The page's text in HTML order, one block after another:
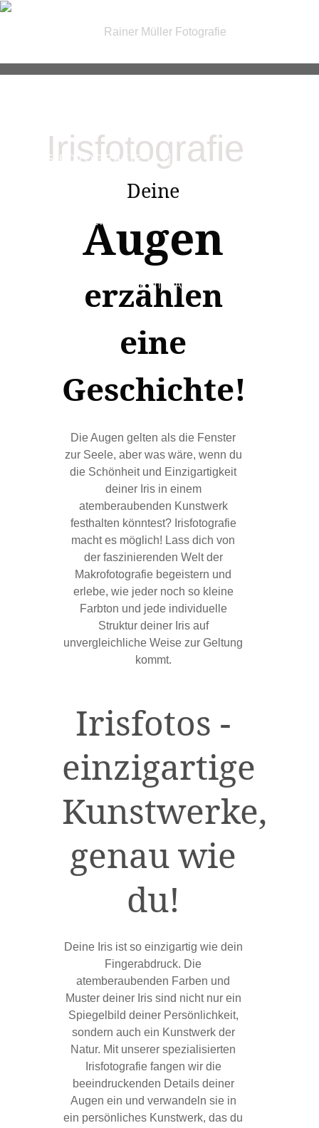
| IRIS FOTOGRAFIE |
| PASSBILDER & FOTOSERVICE |
KONTAKT
Irisfotografie
Deine
Augen
erzählen
eine
Geschichte!
Die Augen gelten als die Fenster
zur Seele, aber was wäre, wenn du
die Schönheit und Einzigartigkeit
deiner Iris in einem
atemberaubenden Kunstwerk
festhalten könntest? Irisfotografie
macht es möglich! Lass dich von
der faszinierenden Welt der
Makrofotografie begeistern und
erlebe, wie jeder noch so kleine
Farbton und jede individuelle
Struktur deiner Iris auf
unvergleichliche Weise zur Geltung
kommt.
Irisfotos -
einzigartige
Kunstwerke,
genau wie
du!
Deine Iris ist so einzigartig wie dein
Fingerabdruck. Die
atemberaubenden Farben und
Muster deiner Iris sind nicht nur ein
Spiegelbild deiner Persönlichkeit,
sondern auch ein Kunstwerk der
Natur. Mit unserer spezialisierten
Irisfotografie fangen wir die
beeindruckenden Details deiner
Augen ein und verwandeln sie in
ein persönliches Kunstwerk, das du